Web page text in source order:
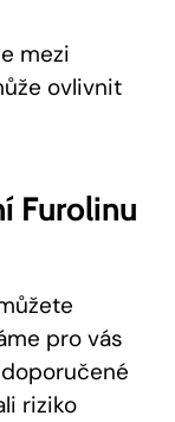
mezi
ovlivnit
Furolinu
pro vás
riziko